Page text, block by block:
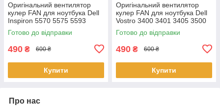
Оригінальний вентилятор
кулер FAN для ноутбука Dell
Inspiron 5570 5575 5593
3583 3584 3585 3593 3501
3502 3505 07MCD0 v.1
Готово до відправки
490 ₴ 600 ₴
Купити
Оригінальний вентилятор
кулер FAN для ноутбука Dell
Vostro 3400 3401 3405 3500
3501 (після 2020 року)
07MCD0 v.1
Готово до відправки
490 ₴ 600 ₴
Купити
Про нас